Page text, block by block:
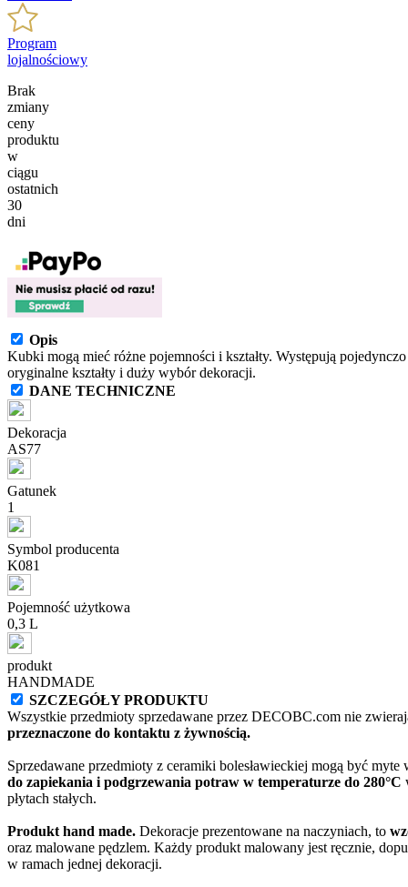
Program
lojalnościowy
Brak
zmiany
ceny
produktu
w
ciągu
ostatnich
30
dni
Opis
Kubki mogą mieć różne pojemności i kształty. Występują
oryginalne kształty i duży wybór dekoracji.
DANE TECHNICZNE
Dekoracja
AS77
Gatunek
1
Symbol producenta
K081
Pojemność użytkowa
0,3 L
produkt
HANDMADE
SZCZEGÓŁY PRODUKTU
Wszystkie przedmioty sprzedawane przez DECOBC.com nie
przeznaczone do kontaktu z żywnością.
Sprzedawane przedmioty z ceramiki bolesławieckiej mogą być
do zapiekania i podgrzewania potraw w temperaturze do 280°C
płytach stałych.
Produkt hand made. Dekoracje prezentowane na naczyniach, to
oraz malowane pędzlem. Każdy produkt malowany jest ręcznie,
w ramach jednej dekoracji.